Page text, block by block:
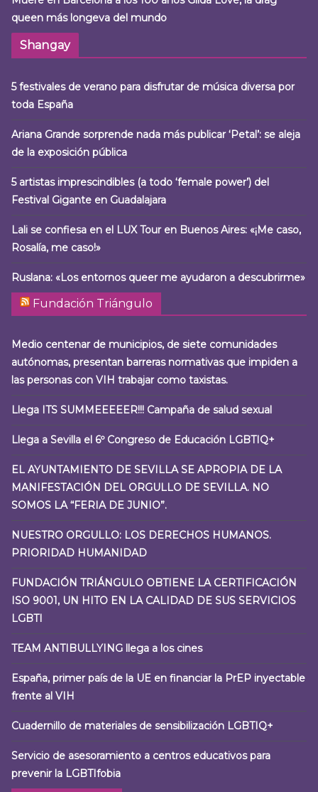
queen más longeva del mundo
Shangay
5 festivales de verano para disfrutar de música diversa por
toda España
Ariana Grande sorprende nada más publicar ‘Petal’: se aleja
de la exposición pública
5 artistas imprescindibles (a todo ‘female power’) del
Festival Gigante en Guadalajara
Lali se confiesa en el LUX Tour en Buenos Aires: «¡Me caso,
Rosalía, me caso!»
Ruslana: «Los entornos queer me ayudaron a descubrirme»
Fundación Triángulo
Medio centenar de municipios, de siete comunidades
autónomas, presentan barreras normativas que impiden a
las personas con VIH trabajar como taxistas.
Llega ITS SUMMEEEEER!!! Campaña de salud sexual
Llega a Sevilla el 6º Congreso de Educación LGBTIQ+
EL AYUNTAMIENTO DE SEVILLA SE APROPIA DE LA
MANIFESTACIÓN DEL ORGULLO DE SEVILLA. NO
SOMOS LA “FERIA DE JUNIO”.
NUESTRO ORGULLO: LOS DERECHOS HUMANOS.
PRIORIDAD HUMANIDAD
FUNDACIÓN TRIÁNGULO OBTIENE LA CERTIFICACIÓN
ISO 9001, UN HITO EN LA CALIDAD DE SUS SERVICIOS
LGBTI
TEAM ANTIBULLYING llega a los cines
España, primer país de la UE en financiar la PrEP inyectable
frente al VIH
Cuadernillo de materiales de sensibilización LGBTIQ+
Servicio de asesoramiento a centros educativos para
prevenir la LGBTIfobia